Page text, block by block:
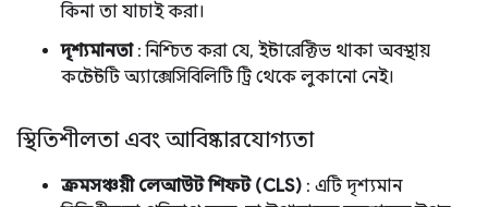
কিনা তা যাচাই করা।
দৃশ্যমানতা: নিশ্চিত করা যে, ইন্টারেক্টিভ থাকা অবস্থায়
কন্টেন্টটি অ্যাক্সেসিবিলিটি ট্রি থেকে লুকানো নেই।
স্থিতিশীলতা এবং আবিষ্কারযোগ্যতা
ক্রমসঞ্চয়ী লেআউট শিফট (CLS) : এটি দৃশ্যমান